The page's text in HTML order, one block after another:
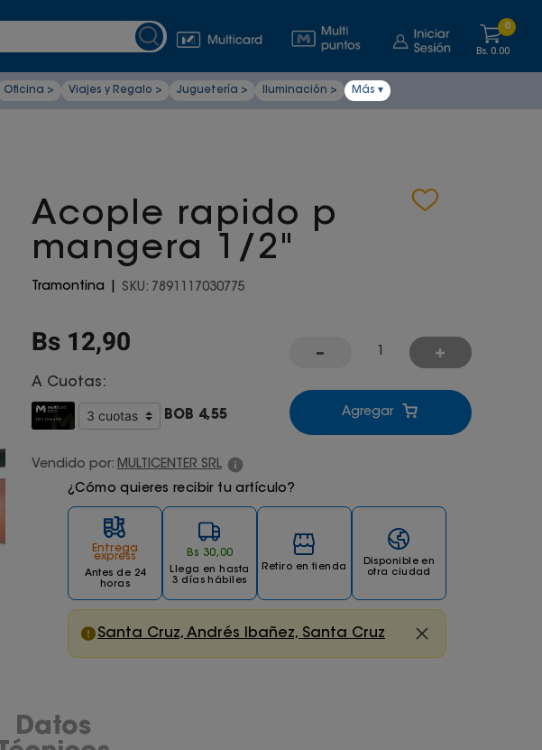
0
Bs. 0.00
Oficina > Viajes y Regalo > Juguetería > Iluminación > Más ▾
Acople rapido p
mangera 1/2"
Tramontina SKU: 7891117030775
Bs 12,90
A Cuotas:
BOB 4,55 Agregar
Vendido por: MULTICENTER SRL
¿Cómo quieres recibir tu artículo?
Entrega
express
Antes de 24
horas
Bs 30,00
Llega en hasta
3 días hábiles
Retiro en tienda
Disponible en
otra ciudad
Santa Cruz, Andrés Ibañez, Santa Cruz
Datos